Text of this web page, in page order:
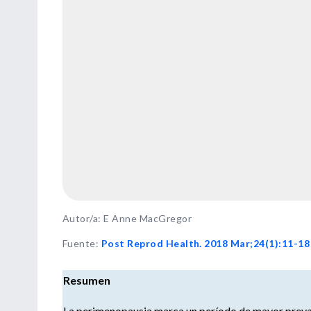
Autor/a: E Anne MacGregor
Fuente: Post Reprod Health. 2018 Mar;24(1):11-18
Resumen